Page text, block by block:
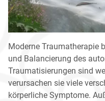
Moderne Traumatherapie
und Balancierung des
Traumatisierungen sind
verursachen sie viele
körperliche Symptome.